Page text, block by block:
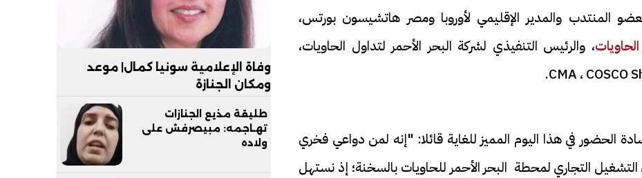
المنتدب والمدير الإقليمي لأوروبا ومصر هاتشيسون بورتس،
، والرئيس التنفيذي لشركة البحر الأحمر لتداول الحاويات،
الحضور في هذا اليوم المميز للغاية قائلا: "إنه لمن دواعي فخري
التجاري لمحطة البحر الأحمر للحاويات بالسخنة؛ إذ نستهل
وفاة الإعلامية سونيا كمال| موعد
ومكان الجنازة
طليقة مذيع الجنازات
تهـاجمه: مبيصرفش على
ولاده